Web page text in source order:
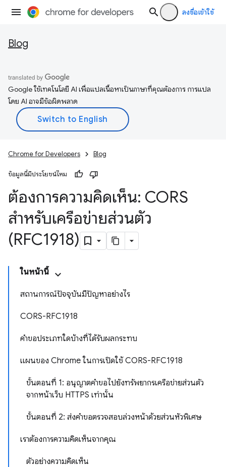
ลงชื่อเข้าใช้
Blog
Google ใช้เทคโนโลยี AI เพื่อแปลเนื้อหาเป็นภาษาที่คุณต้องการ การแปล
โดย AI อาจมีข้อผิดพลาด
Chrome for Developers Blog
ข้อมูลนี้มีประโยชน์ไหม
ต้องการความคิดเห็น: CORS
สำหรับเครือข่ายส่วนตัว
(RFC1918)
ในหน้านี้
สถานการณ์ปัจจุบันมีปัญหาอย่างไร
CORS-RFC1918
คำขอประเภทใดบ้างที่ได้รับผลกระทบ
แผนของ Chrome ในการเปิดใช้ CORS-RFC1918
ขั้นตอนที่ 1: อนุญาตคำขอไปยังทรัพยากรเครือข่ายส่วนตัว
จากหน้าเว็บ HTTPS เท่านั้น
ขั้นตอนที่ 2: ส่งคำขอตรวจสอบล่วงหน้าด้วยส่วนหัวพิเศษ
เราต้องการความคิดเห็นจากคุณ
ตัวอย่างความคิดเห็น